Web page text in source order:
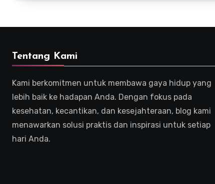
Tentang Kami
Kami berkomitmen untuk membawa gaya hidup yang
lebih baik ke hadapan Anda. Dengan fokus pada
kesehatan, kecantikan, dan kesejahteraan, blog kami
menawarkan solusi praktis dan inspirasi untuk setiap
hari Anda.